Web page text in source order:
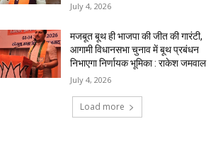
July 4, 2026
मजबूत बूथ ही भाजपा की जीत की गारंटी,
आगामी विधानसभा चुनाव में बूथ प्रबंधन
निभाएगा निर्णायक भूमिका : राकेश जमवाल
July 4, 2026
Load more